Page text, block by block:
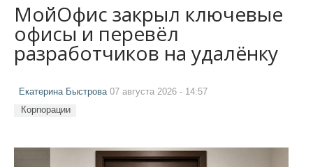
МойОфис закрыл ключевые
офисы и перевёл
разработчиков на удалёнку
Екатерина Быстрова07 августа 2026 - 14:57
Корпорации